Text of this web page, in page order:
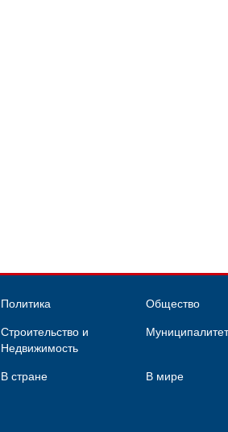
Политика Общество
Строительство и
Недвижимость
Муниципалитет
В стране В мире